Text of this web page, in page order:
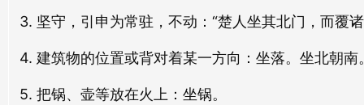
3. 坚守，引申为常驻，不动：“楚人坐其北门，而覆
4. 建筑物的位置或背对着某一方向：坐落。坐北朝南
5. 把锅、壶等放在火上：坐锅。